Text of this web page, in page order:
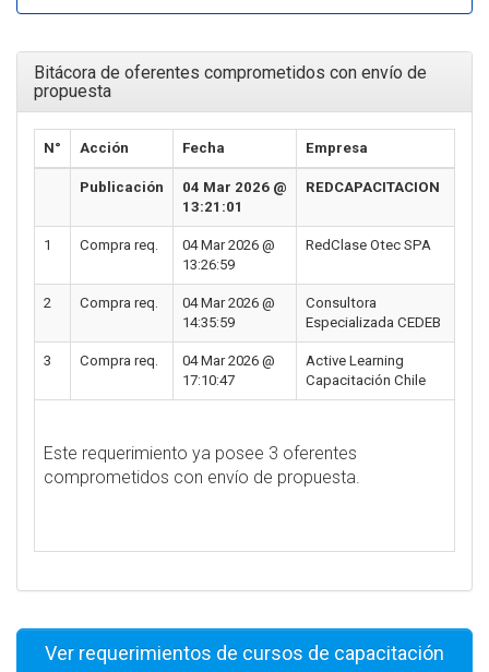
Bitácora de oferentes comprometidos con envío de
propuesta
N° Acción Fecha Empresa
Publicación
04 Mar 2026 @
13:21:01
REDCAPACITACION
1 Compra req.
04 Mar 2026 @
13:26:59
RedClase Otec SPA
2 Compra req.
04 Mar 2026 @
14:35:59
Consultora
Especializada CEDEB
3 Compra req.
04 Mar 2026 @
17:10:47
Active Learning
Capacitación Chile
Este requerimiento ya posee 3 oferentes
comprometidos con envío de propuesta.
Ver requerimientos de cursos de capacitación